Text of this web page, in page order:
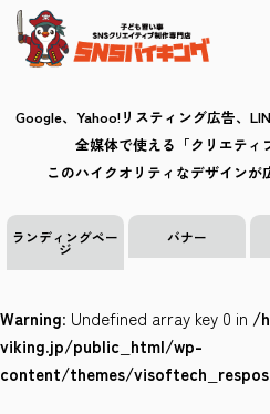
SNSバイキングとは
料金
制作の流れ
クリエイティブ
Google、Yahoo!リスティング広告、
全媒体で使える「クリエティ
このハイクオリティなデザインが
ランディングペー
ジ
バナー
Warning: Undefined array key 0 in /
viking.jp/public_html/wp-
content/themes/